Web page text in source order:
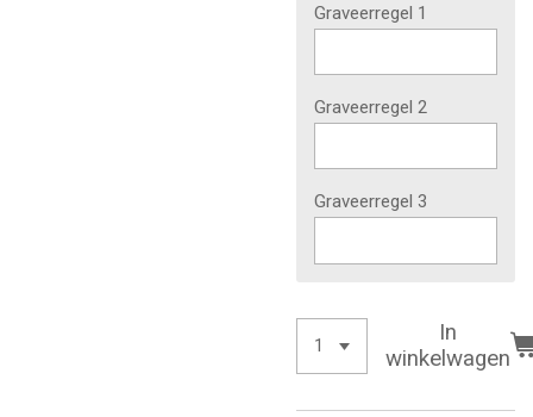
Graveerregel 1
Graveerregel 2
Graveerregel 3
In
winkelwagen